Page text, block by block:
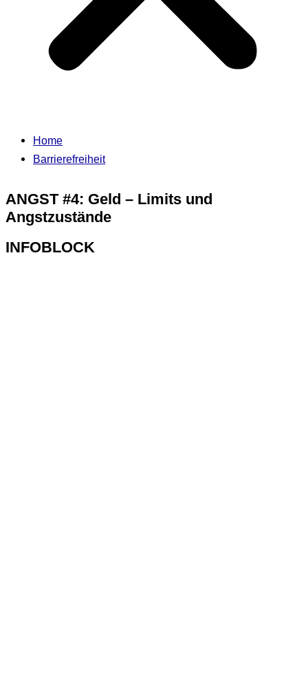
Home
Barrierefreiheit
ANGST #4: Geld – Limits und
Angstzustände
INFOBLOCK